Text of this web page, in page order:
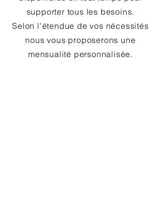
supporter tous les besoins.
Selon l'étendue de vos nécessités
nous vous proposerons une
mensualité personnalisée.